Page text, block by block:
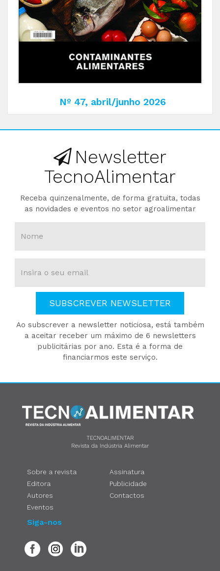
Nº 47, abril/junho 2026
Newsletter
TecnoAlimentar
Receba quinzenalmente, de forma gratuita, todas
as novidades e eventos no setor agroalimentar
SUBSCREVER NEWSLETTER
Ao subscrever a newsletter noticiosa, está também
a aceitar receber um máximo de 6 newsletters
publicitárias por ano. Esta é a forma de
financiarmos este serviço.
TECNOALIMENTAR
Revista da Indústria Alimentar
Sobre a revista
Editora
Autores
Eventos
Assinatura
Publicidade
Contactos
Siga-nos